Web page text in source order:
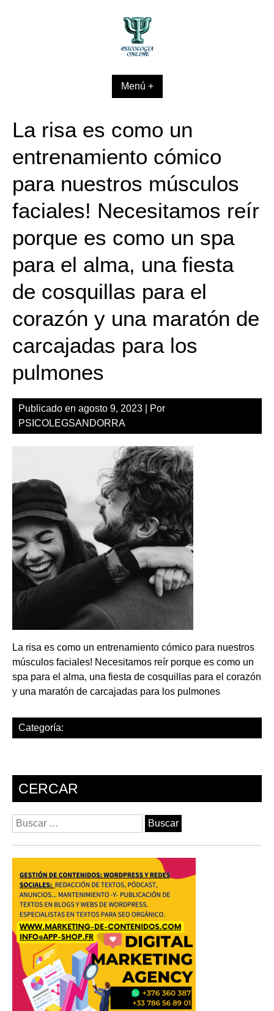
Menú +
La risa es como un
entrenamiento cómico
para nuestros músculos
faciales! Necesitamos reír
porque es como un spa
para el alma, una fiesta
de cosquillas para el
corazón y una maratón de
carcajadas para los
pulmones
Publicado en agosto 9, 2023 | Por
PSICOLEGSANDORRA
La risa es como un entrenamiento cómico para nuestros
músculos faciales! Necesitamos reír porque es como un
spa para el alma, una fiesta de cosquillas para el corazón
y una maratón de carcajadas para los pulmones
Categoría:
CERCAR
Buscar: